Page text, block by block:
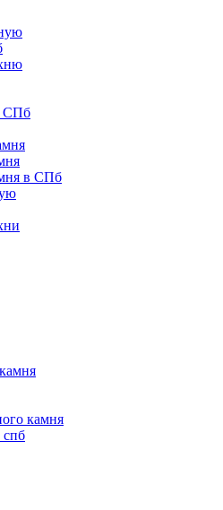
СПб
в СПб
камня
спб